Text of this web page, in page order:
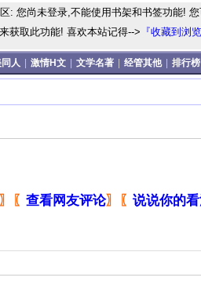
: 您尚未登录,不能使用书架和书签功能!
获取此功能! 喜欢本站记得--> 『收藏到浏览
人 激情H文 文学名著 经管其他 排行榜
〗 〖 查看网友评论〗 〖 说说你的